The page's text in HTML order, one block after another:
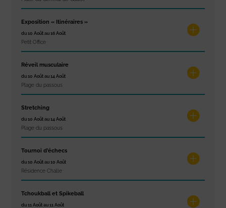
Exposition « Itinéraires »
du 10 Août au 16 Août
Petit Office
Réveil musculaire
du 10 Août au 14 Août
Plage du passous
Stretching
du 10 Août au 14 Août
Plage du passous
Tournoi d’échecs
du 10 Août au 10 Août
Résidence Challe
Tchoukball et Spikeball
du 11 Août au 11 Août